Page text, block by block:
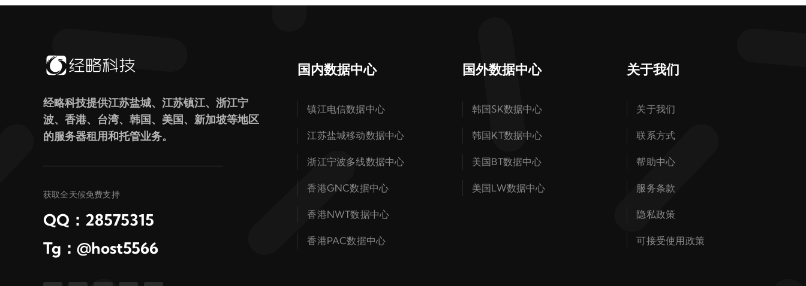
经略科技提供江苏盐城、江苏镇江、浙江宁
波、香港、台湾、韩国、美国、新加坡等地区
的服务器租用和托管业务。
获取全天候免费支持
QQ：28575315
Tg：@host5566
国内数据中心
镇江电信数据中心
江苏盐城移动数据中心
浙江宁波多线数据中心
香港GNC数据中心
香港NWT数据中心
香港PAC数据中心
国外数据中心
韩国SK数据中心
韩国KT数据中心
美国BT数据中心
美国LW数据中心
关于我们
关于我们
联系方式
帮助中心
服务条款
隐私政策
可接受使用政策